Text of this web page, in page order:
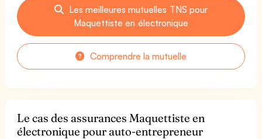
Les meilleures mutuelles TNS pour
Maquettiste en électronique
Comprendre la mutuelle
Le cas des assurances Maquettiste en
électronique pour auto-entrepreneur